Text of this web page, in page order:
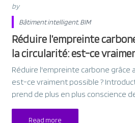
by
Bâtiment intelligent,BIM
Réduire l’empreinte
la circularité: est-ce
Réduire l'empreinte carbone grâce
est-ce vraiment possible ?
prend de plus en plus conscience
Read more